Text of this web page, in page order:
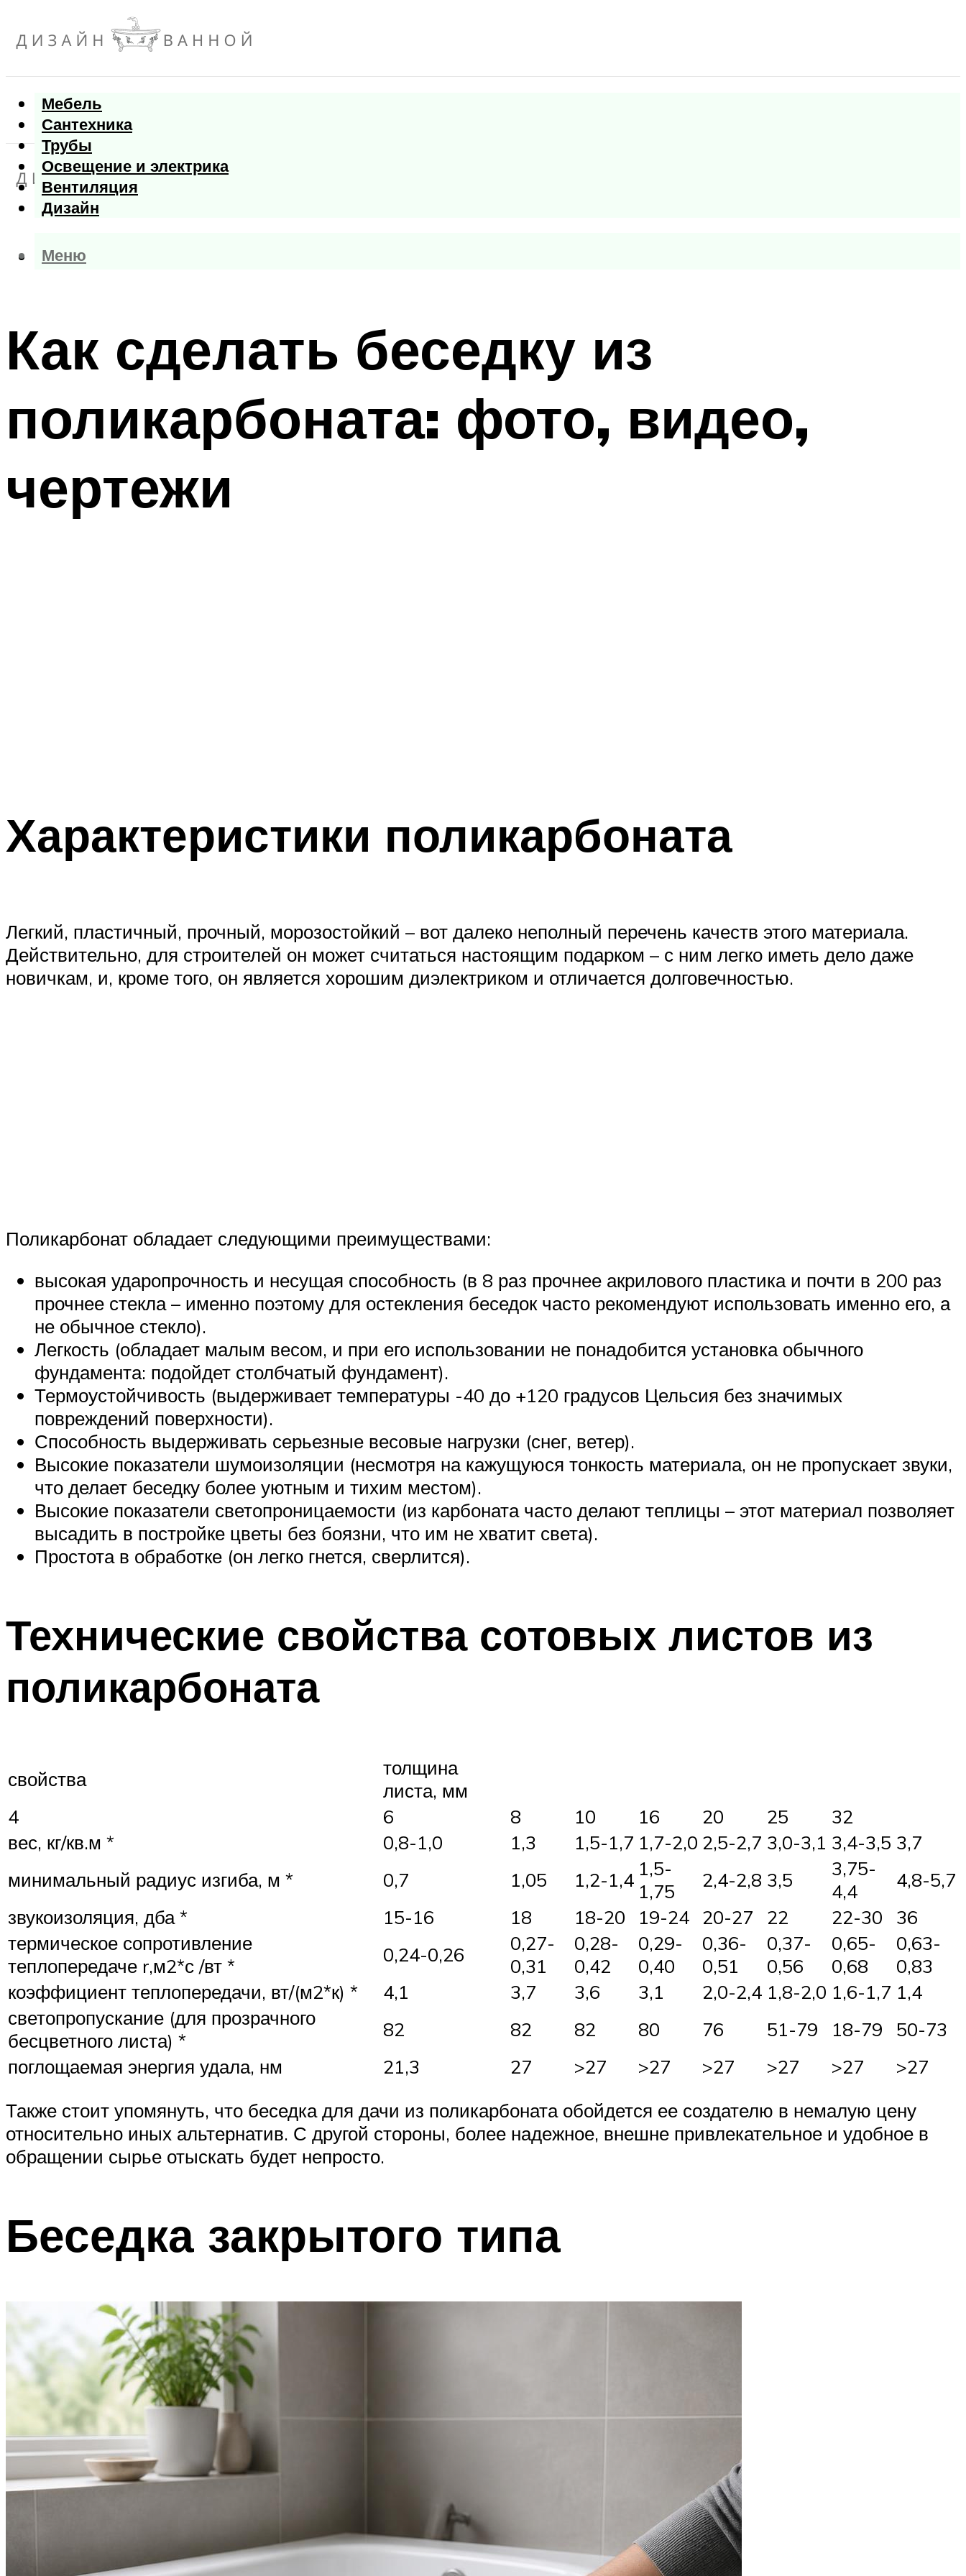
Мебель
Сантехника
Трубы
Освещение и электрика
Вентиляция
Дизайн
Меню
Меню
Как сделать беседку из
поликарбоната: фото, видео,
чертежи
Характеристики поликарбоната
Легкий, пластичный, прочный, морозостойкий – вот далеко неполный перечень качеств этого материала.
Действительно, для строителей он может считаться настоящим подарком – с ним легко иметь дело даже
новичкам, и, кроме того, он является хорошим диэлектриком и отличается долговечностью.
Поликарбонат обладает следующими преимуществами:
высокая ударопрочность и несущая способность (в 8 раз прочнее акрилового пластика и почти в 200 раз
прочнее стекла – именно поэтому для остекления беседок часто рекомендуют использовать именно его, а
не обычное стекло).
Легкость (обладает малым весом, и при его использовании не понадобится установка обычного
фундамента: подойдет столбчатый фундамент).
Термоустойчивость (выдерживает температуры -40 до +120 градусов Цельсия без значимых
повреждений поверхности).
Способность выдерживать серьезные весовые нагрузки (снег, ветер).
Высокие показатели шумоизоляции (несмотря на кажущуюся тонкость материала, он не пропускает звуки,
что делает беседку более уютным и тихим местом).
Высокие показатели светопроницаемости (из карбоната часто делают теплицы – этот материал позволяет
высадить в постройке цветы без боязни, что им не хватит света).
Простота в обработке (он легко гнется, сверлится).
Технические свойства сотовых листов из
поликарбоната
свойства
толщина
листа, мм
4
6 8 10 16 20 25
32
вес, кг/кв.м *
0,8-1,0 1,3 1,5-1,7 1,7-2,0 2,5-2,7 3,0-3,1 3,4-3,5 3,7
минимальный радиус изгиба, м *
0,7 1,05 1,2-1,4 1,5-
1,75
2,4-2,8 3,5
3,75-
4,4
4,8-5,7
звукоизоляция, дба *
15-16 18 18-20 19-24 20-27 22 22-30
36
термическое сопротивление
теплопередаче r,м2*с /вт *
0,24-0,26
0,27-
0,31
0,28-
0,42
0,29-
0,40
0,36-
0,51
0,37-
0,56
0,65-
0,68
0,63-
0,83
коэффициент теплопередачи, вт/(м2*к) *
4,1 3,7 3,6 3,1 2,0-2,4 1,8-2,0 1,6-1,7 1,4
светопропускание (для прозрачного
бесцветного листа) *
82 82 82 80 76 51-79 18-79
50-73
поглощаемая энергия удала, нм
21,3 27 >27 >27 >27 >27 >27
>27
Также стоит упомянуть, что беседка для дачи из поликарбоната обойдется ее создателю в немалую цену
относительно иных альтернатив. С другой стороны, более надежное, внешне привлекательное и удобное в
обращении сырье отыскать будет непросто.
Беседка закрытого типа